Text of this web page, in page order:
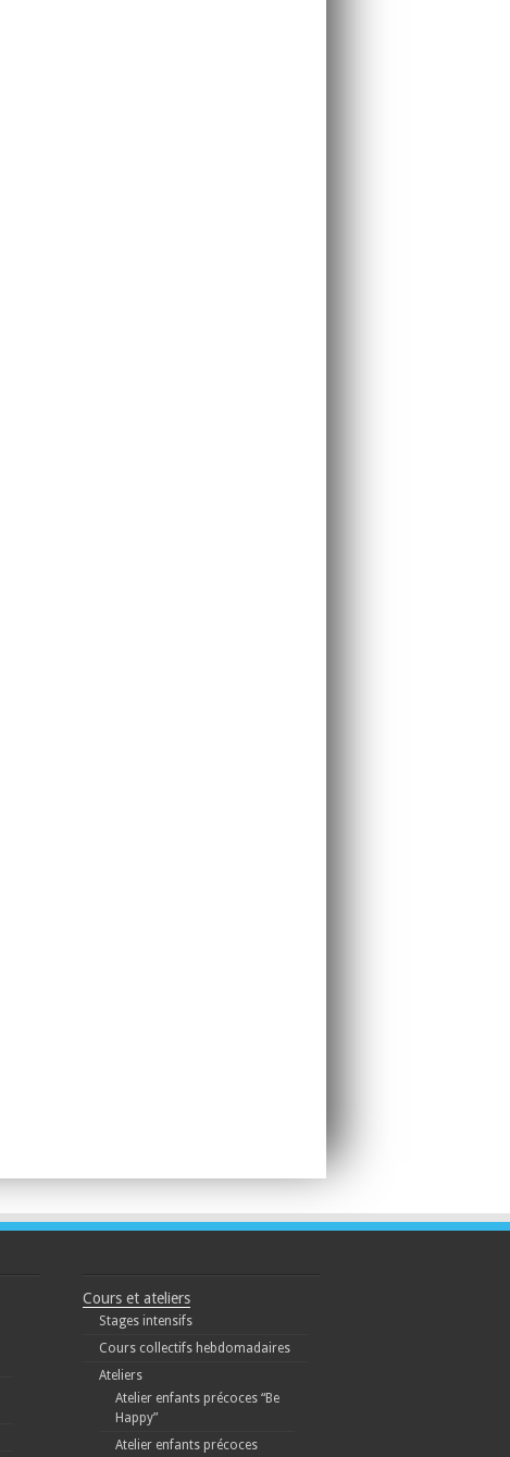
Cours et ateliers
Stages intensifs
Cours collectifs hebdomadaires
Ateliers
Atelier enfants précoces “Be
Happy”
Atelier enfants précoces